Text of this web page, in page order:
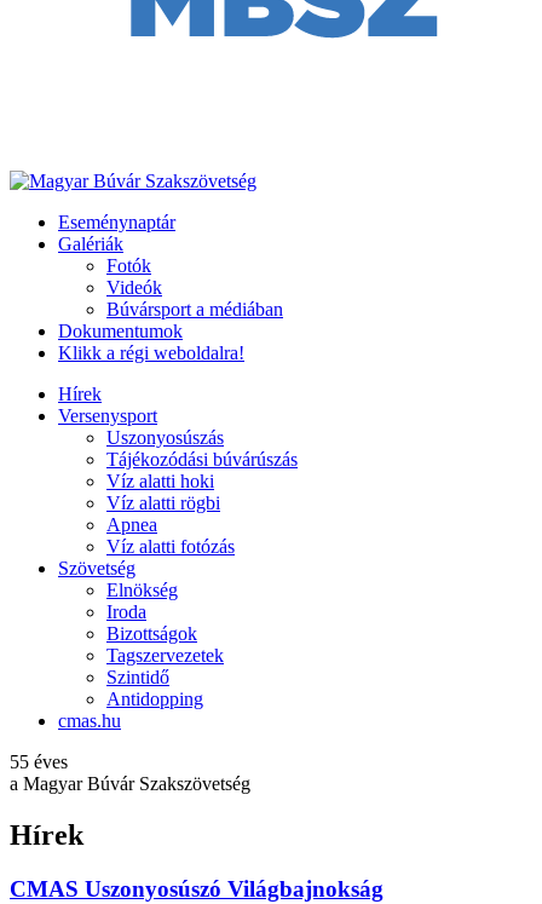
Eseménynaptár
Galériák
Fotók
Videók
Búvársport a médiában
Dokumentumok
Klikk a régi weboldalra!
Hírek
Versenysport
Uszonyosúszás
Tájékozódási búvárúszás
Víz alatti hoki
Víz alatti rögbi
Apnea
Víz alatti fotózás
Szövetség
Elnökség
Iroda
Bizottságok
Tagszervezetek
Szintidő
Antidopping
cmas.hu
55 éves
a Magyar Búvár Szakszövetség
Hírek
CMAS Uszonyosúszó Világbajnokság